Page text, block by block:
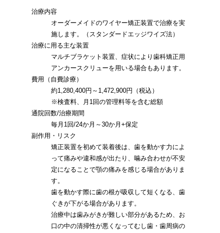
治療内容
オーダーメイドのワイヤー矯正装置で治療を実
施します。（スタンダードエッジワイズ法）
治療に用る主な装置
マルチブラケット装置、症状により歯科矯正用
アンカースクリューを用いる場合もあります。
費用（自費診療）
約1,280,400円～1,472,900円（税込）
※検査料、月1回の管理料等を含む総額
通院回数/治療期間
毎月1回/24か月～30か月+保定
副作用・リスク
矯正装置を初めて装着後は、歯を動かす力によ
って痛みや違和感が出たり、噛み合わせが不安
定になることで顎の痛みを感じる場合がありま
す。
歯を動かす際に歯の根が吸収して短くなる、歯
ぐきが下がる場合があります。
治療中は歯みがきが難しい部分があるため、お
口の中の清掃性が悪くなってむし歯・歯周病の